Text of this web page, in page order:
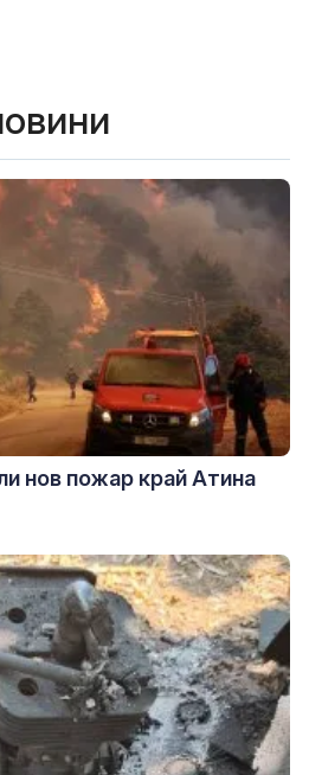
нов пожар край Атина